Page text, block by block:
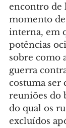
encontro de
momento
interna, em
potências
sobre como
guerra
costuma ser
reuniões do
do qual os
excluídos